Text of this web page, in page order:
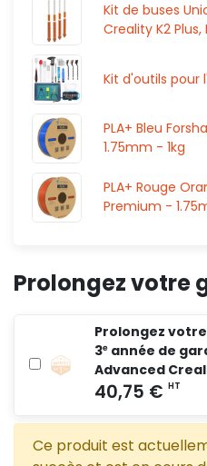
Kit de buses
Creality K2 Plus,
Kit d'outils pour
PLA+ Bleu
1.75mm - 1kg
PLA+ Rouge
Premium -
Prolongez votre
Prolongez
3ᵉ année de
Advanced
Ce produit est